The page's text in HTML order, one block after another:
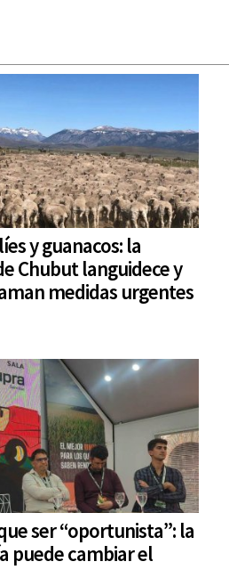
y guanacos: la
Chubut languidece y
medidas urgentes
ser “oportunista”: la
puede cambiar el